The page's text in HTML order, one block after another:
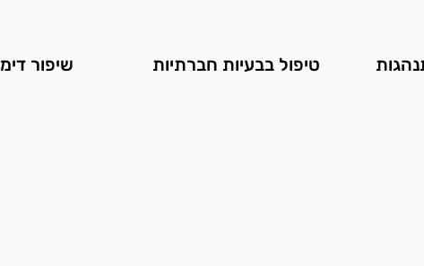
שיפור דימ טיפול בבעיות חברתיות